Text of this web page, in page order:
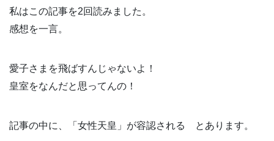
私はこの記事を2回読みました。
感想を一言。
愛子さまを飛ばすんじゃないよ！
皇室をなんだと思ってんの！
記事の中に、「女性天皇」が容認される とあります。